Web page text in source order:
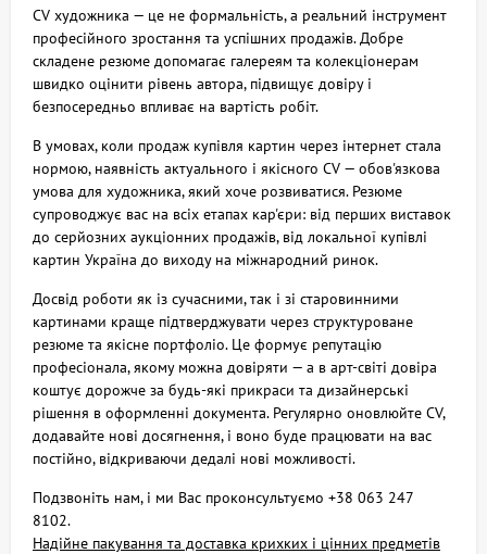
CV художника — це не формальність, а реальний інструмент
професійного зростання та успішних продажів. Добре
складене резюме допомагає галереям та колекціонерам
швидко оцінити рівень автора, підвищує довіру і
безпосередньо впливає на вартість робіт.
В умовах, коли продаж купівля картин через інтернет стала
нормою, наявність актуального і якісного CV — обов'язкова
умова для художника, який хоче розвиватися. Резюме
супроводжує вас на всіх етапах кар'єри: від перших виставок
до серйозних аукціонних продажів, від локальної купівлі
картин Україна до виходу на міжнародний ринок.
Досвід роботи як із сучасними, так і зі старовинними
картинами краще підтверджувати через структуроване
резюме та якісне портфоліо. Це формує репутацію
професіонала, якому можна довіряти — а в арт-світі довіра
коштує дорожче за будь-які прикраси та дизайнерські
рішення в оформленні документа. Регулярно оновлюйте CV,
додавайте нові досягнення, і воно буде працювати на вас
постійно, відкриваючи дедалі нові можливості.
Подзвоніть нам, і ми Вас проконсультуємо +38 063 247
8102.
Надійне пакування та доставка крихких і цінних предметів